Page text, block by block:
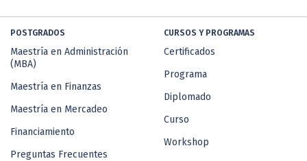
POSTGRADOS
Maestría en Administración
(MBA)
Maestría en Finanzas
Maestría en Mercadeo
Financiamiento
Preguntas Frecuentes
CURSOS Y PROGRAMAS
Certificados
Programa
Diplomado
Curso
Workshop